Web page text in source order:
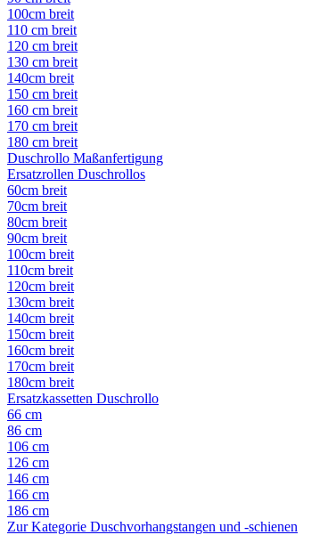
100cm breit
110 cm breit
120 cm breit
130 cm breit
140cm breit
150 cm breit
160 cm breit
170 cm breit
180 cm breit
Duschrollo Maßanfertigung
Ersatzrollen Duschrollos
60cm breit
70cm breit
80cm breit
90cm breit
100cm breit
110cm breit
120cm breit
130cm breit
140cm breit
150cm breit
160cm breit
170cm breit
180cm breit
Ersatzkassetten Duschrollo
66 cm
86 cm
106 cm
126 cm
146 cm
166 cm
186 cm
Zur Kategorie Duschvorhangstangen und -schienen